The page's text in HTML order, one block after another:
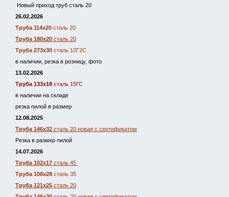
Новый приход труб сталь 20
26.02.2026
Труба 114х20 сталь 20
Труба 180х20 сталь 20
Труба 273х30 сталь 12Г2С
в наличии, резка в розницу, фото
13.02.2026
Труба 133х18 сталь 15ГС
в наличии на складе
резка пилой в размер
12.08.2025
Труба 146х32 сталь 20 новая с сертификатом
Резка в размер пилой
14.07.2026
Труба 102х17 сталь 45
Труба 108х28 сталь 35
Труба 121х25 сталь 20